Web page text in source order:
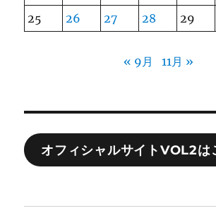
25
26 27 28 29
« 9月 11月 »
オフィシャルサイトVOL2は